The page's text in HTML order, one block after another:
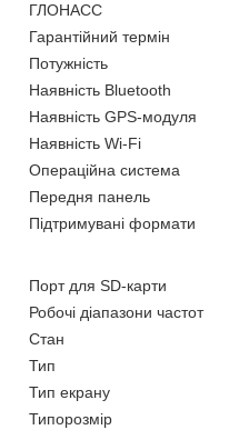
ГЛОНАСС
Гарантійний термін
Потужність
Наявність Bluetooth
Наявність GPS-модуля
Наявність Wi-Fi
Операційна система
Передня панель
Підтримувані формати
Порт для SD-карти
Робочі діапазони частот
Стан
Тип
Тип екрану
Типорозмір